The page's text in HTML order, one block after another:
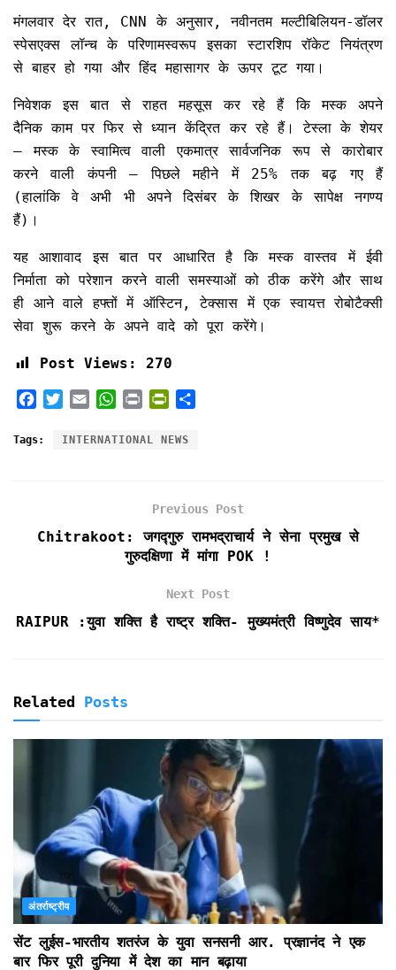
मंगलवार देर रात, CNN के अनुसार, नवीनतम मल्टीबिलियन-डॉलर
स्पेसएक्स लॉन्च के परिणामस्वरूप इसका स्टारशिप रॉकेट नियंत्रण
से बाहर हो गया और हिंद महासागर के ऊपर टूट गया।
निवेशक इस बात से राहत महसूस कर रहे हैं कि मस्क अपने
दैनिक काम पर फिर से ध्यान केंद्रित कर रहे हैं। टेस्ला के शेयर
– मस्क के स्वामित्व वाली एकमात्र सार्वजनिक रूप से कारोबार
करने वाली कंपनी – पिछले महीने में 25% तक बढ़ गए हैं
(हालांकि वे अभी भी अपने दिसंबर के शिखर के सापेक्ष नगण्य
हैं)।
यह आशावाद इस बात पर आधारित है कि मस्क वास्तव में ईवी
निर्माता को परेशान करने वाली समस्याओं को ठीक करेंगे और साथ
ही आने वाले हफ्तों में ऑस्टिन, टेक्सास में एक स्वायत्त रोबोटैक्सी
सेवा शुरू करने के अपने वादे को पूरा करेंगे।
Post Views: 270
c
k
i
a
a
p
i
i
r
i
e
d
l
y
Tags: INTERNATIONAL NEWS
Previous Post
Chitrakoot: जगद्गुरु रामभद्राचार्य ने सेना प्रमुख से
गुरुदक्षिणा में मांगा POK !
Next Post
RAIPUR :युवा शक्ति है राष्ट्र शक्ति- मुख्यमंत्री विष्णुदेव साय*
Related Posts
अंतर्राष्ट्रीय
सेंट लुईस-भारतीय शतरंज के युवा सनसनी आर. प्रज्ञानंद ने एक
बार फिर पूरी दुनिया में देश का मान बढ़ाया